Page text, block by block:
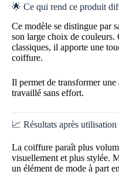
🌟 Ce qui rend ce produit
Ce modèle se distingue par
son large choix de couleurs.
classiques, il apporte une
coiffure.
Il permet de transformer
travaillé sans effort.
📈 Résultats après utilisation
La coiffure paraît plus
visuellement et plus stylée.
un élément de mode à part